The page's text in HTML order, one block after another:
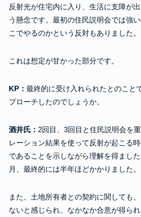
反射光が住宅内に入り、生活に支障が
う懸念です。最初の住民説明会では強
こでやるのかという反対もありました。
これは想定が甘かった部分です。
KP： 最終的に受け入れられたとのこと
プローチしたのでしょうか。
酒井氏： 2回目、3回目と住民説明会を
レーション結果を使って反射が起こる
であることを示しながら理解を得まし
月、最終的には半年ほどかかりました。
また、土地所有者との契約に関しても
ないと感じられ、なかなか合意が得ら